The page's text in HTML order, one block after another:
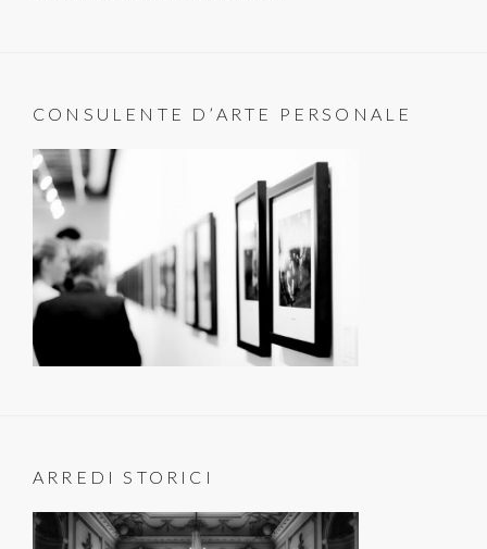
CONSULENTE D’ARTE PERSONALE
ARREDI STORICI